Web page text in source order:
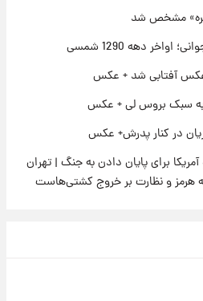
اجرای کامل تفاهم‌نامه اسلام‌آباد،
مشخص شد
دهه 1290 شمسی
عکس آفتابی شد + عکس
به سبک بروس لی + عکس
در کنار پدرش+ عکس
برای پایان دادن به جنگ | تهران
هرمز و نظارت بر خروج کشتی‌هاست